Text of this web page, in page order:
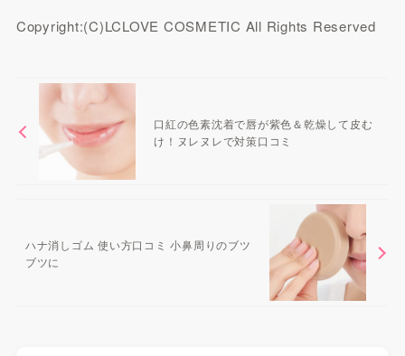
Copyright:(C)LCLOVE COSMETIC All Rights Reserved
口紅の色素沈着で唇が紫色＆乾燥して皮む
け！ヌレヌレで対策口コミ
ハナ消しゴム 使い方口コミ 小鼻周りのブツ
ブツに